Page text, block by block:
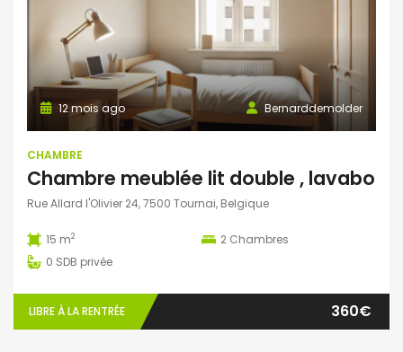
Bernarddemolder
12 mois ago
CHAMBRE
Chambre meublée lit double , lavabo
Rue Allard l'Olivier 24, 7500 Tournai, Belgique
15 m2 2 Chambres
0 SDB privée
LIBRE À LA RENTRÉE 360€